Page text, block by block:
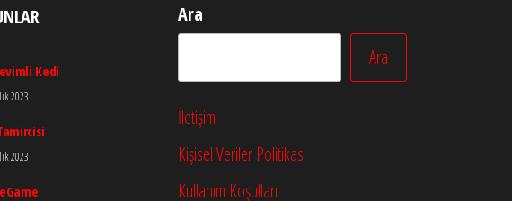
Kedi
2023
2023
Ara
Ara
İletişim
Kişisel Veriler Politikası
Kullanım Koşulları